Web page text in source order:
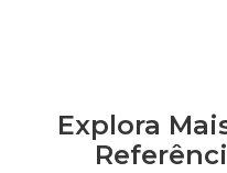
Explora